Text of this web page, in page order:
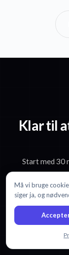
Klar til
Start med
Må vi bruge
siger ja, og